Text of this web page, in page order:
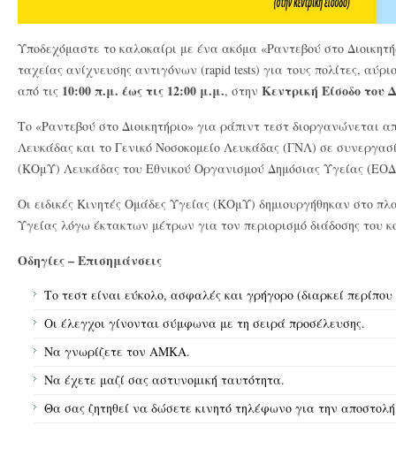
Υποδεχόμαστε το καλοκαίρι με ένα ακόμα «Ραντεβού στο
ταχείας ανίχνευσης αντιγόνων (rapid tests) για τους πολίτες,
από τις 10:00 π.μ. έως τις 12:00 μ.μ., στην Κεντρική Είσοδο του
Το «Ραντεβού στο Διοικητήριο» για ράπιντ τεστ διοργανώνεται
Λευκάδας και το Γενικό Νοσοκομείο Λευκάδας (ΓΝΛ) σε
(ΚΟμΥ) Λευκάδας του Εθνικού Οργανισμού Δημόσιας Υγείας
Οι ειδικές Κινητές Ομάδες Υγείας (ΚΟμΥ) δημιουργήθηκαν στο
Υγείας λόγω έκτακτων μέτρων για τον περιορισμό διάδοσης του
Οδηγίες – Επισημάνσεις
Το τεστ είναι εύκολο, ασφαλές και γρήγορο (διαρκεί
Οι έλεγχοι γίνονται σύμφωνα με τη σειρά προσέλευσης.
Να γνωρίζετε τον ΑΜΚΑ.
Να έχετε μαζί σας αστυνομική ταυτότητα.
Θα σας ζητηθεί να δώσετε κινητό τηλέφωνο για την